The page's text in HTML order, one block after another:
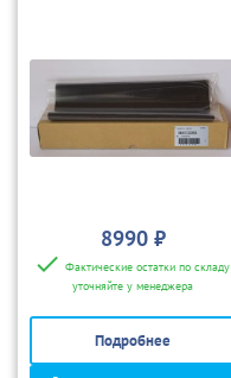
8990 ₽
Фактические остатки по складу
уточняйте у менеджера
Подробнее